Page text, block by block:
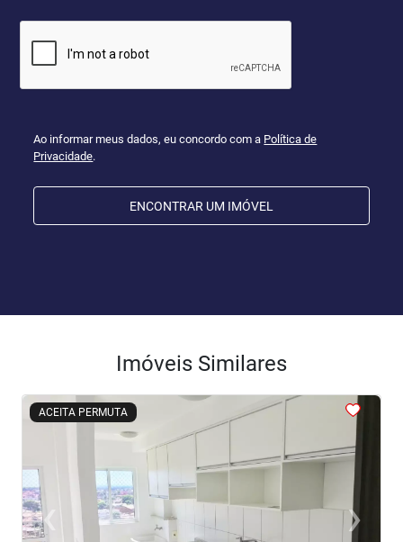
Ao informar meus dados, eu concordo com a Política de
Privacidade.
ENCONTRAR UM IMÓVEL
Imóveis Similares
ACEITA PERMUTA
<<<<
‹Previous ›
Next